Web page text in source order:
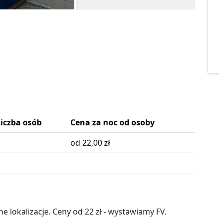
osób
Cena za noc od osoby
od 22,00 zł
lokalizacje. Ceny od 22 zł - wystawiamy FV.